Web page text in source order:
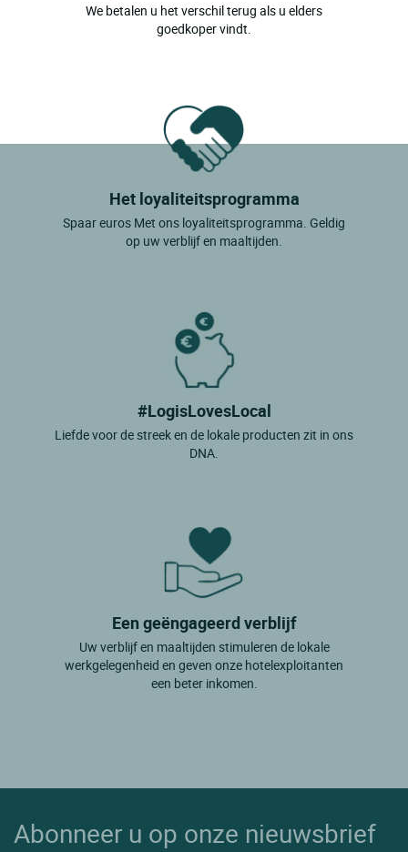
We betalen u het verschil terug als u elders
goedkoper vindt.
Het loyaliteitsprogramma
Spaar euros Met ons loyaliteitsprogramma. Geldig
op uw verblijf en maaltijden.
#LogisLovesLocal
Liefde voor de streek en de lokale producten zit in ons
DNA.
Een geëngageerd verblijf
Uw verblijf en maaltijden stimuleren de lokale
werkgelegenheid en geven onze hotelexploitanten
een beter inkomen.
Abonneer u op onze nieuwsbrief